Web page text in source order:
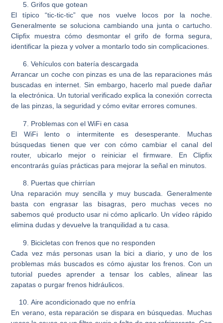
Grifos que gotean
El típico “tic-tic-tic” que nos vuelve locos por la noche.
Generalmente se soluciona cambiando una junta o cartucho.
Clipfix muestra cómo desmontar el grifo de forma segura,
identificar la pieza y volver a montarlo todo sin complicaciones.
Vehículos con batería descargada
Arrancar un coche con pinzas es una de las reparaciones más
buscadas en internet. Sin embargo, hacerlo mal puede dañar
la electrónica. Un tutorial verificado explica la conexión correcta
de las pinzas, la seguridad y cómo evitar errores comunes.
Problemas con el WiFi en casa
El WiFi lento o intermitente es desesperante. Muchas
búsquedas tienen que ver con cómo cambiar el canal del
router, ubicarlo mejor o reiniciar el firmware. En Clipfix
encontrarás guías prácticas para mejorar la señal en minutos.
Puertas que chirrían
Una reparación muy sencilla y muy buscada. Generalmente
basta con engrasar las bisagras, pero muchas veces no
sabemos qué producto usar ni cómo aplicarlo. Un vídeo rápido
elimina dudas y devuelve la tranquilidad a tu casa.
Bicicletas con frenos que no responden
Cada vez más personas usan la bici a diario, y uno de los
problemas más buscados es cómo ajustar los frenos. Con un
tutorial puedes aprender a tensar los cables, alinear las
zapatas o purgar frenos hidráulicos.
Aire acondicionado que no enfría
En verano, esta reparación se dispara en búsquedas. Muchas